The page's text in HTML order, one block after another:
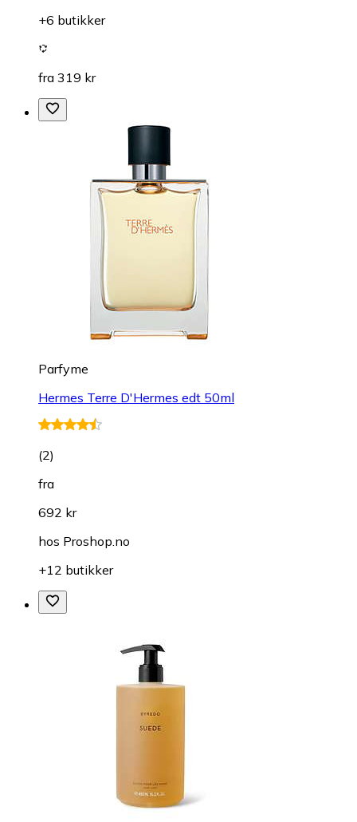
+6 butikker
fra 319 kr
Parfyme
Hermes Terre D'Hermes edt 50ml
(2)
fra
692 kr
hos Proshop.no
+12 butikker